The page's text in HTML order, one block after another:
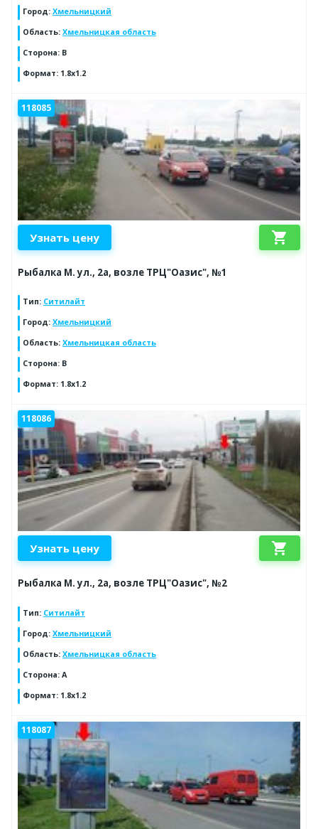
Город: Хмельницкий
Область: Хмельницкая область
Сторона: B
Формат: 1.8x1.2
118085
Узнать цену shopping_cart
Рыбалка М. ул., 2а, возле ТРЦ"Оазис", №1
Тип: Ситилайт
Город: Хмельницкий
Область: Хмельницкая область
Сторона: B
Формат: 1.8x1.2
118086
Узнать цену shopping_cart
Рыбалка М. ул., 2а, возле ТРЦ"Оазис", №2
Тип: Ситилайт
Город: Хмельницкий
Область: Хмельницкая область
Сторона: A
Формат: 1.8x1.2
118087